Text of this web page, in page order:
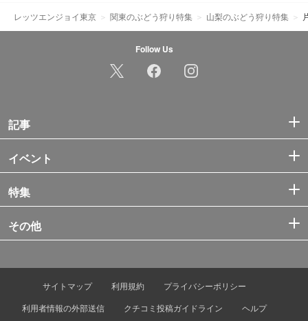
レッツエンジョイ東京 関東のぶどう狩り特集 山梨のぶどう狩り特集
Follow Us
記事
イベント
特集
その他
サイトマップ 利用規約
プライバシーポリシー
利用者情報の外部送信
クチコミ投稿ガイドライン ヘルプ